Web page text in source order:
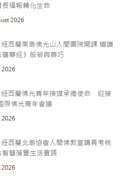
長福報轉化生命
2026
西蘭南島佛光山人間書院開課 導讀
蓮華經》般若與善巧
2026
紐西蘭佛光青年接旗承擔使命 迎接
際佛光青年會議
2026
西蘭北島協會人間佛教宣講員考核
智慧落實生活實踐
2026